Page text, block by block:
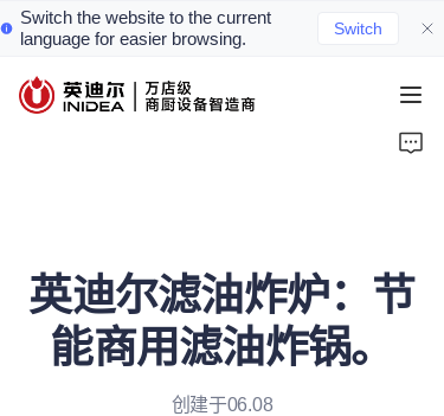
Switch the website to the current
language for easier browsing.
Switch
英迪尔滤油炸炉：节
能商用滤油炸锅。
创建于06.08
首页
案例
资讯